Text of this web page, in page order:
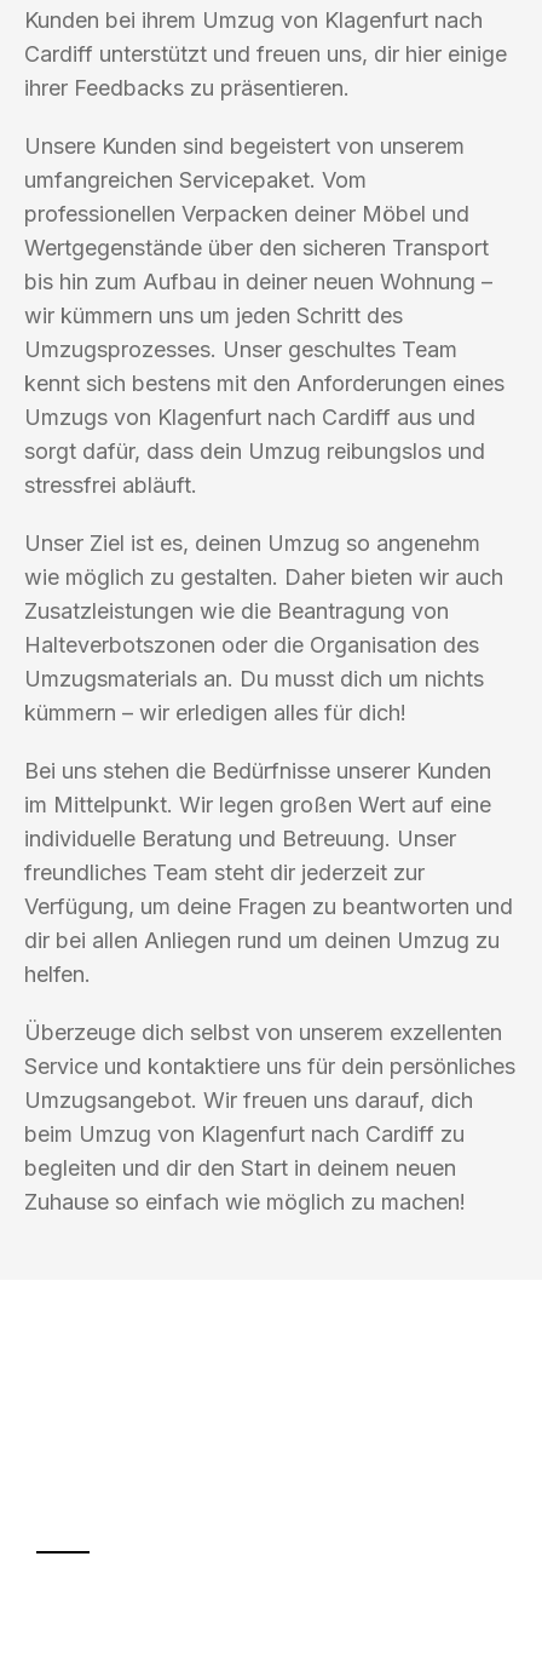
Kunden bei ihrem Umzug von Klagenfurt nach
Cardiff unterstützt und freuen uns, dir hier einige
ihrer Feedbacks zu präsentieren.
Unsere Kunden sind begeistert von unserem
umfangreichen Servicepaket. Vom
professionellen Verpacken deiner Möbel und
Wertgegenstände über den sicheren Transport
bis hin zum Aufbau in deiner neuen Wohnung –
wir kümmern uns um jeden Schritt des
Umzugsprozesses. Unser geschultes Team
kennt sich bestens mit den Anforderungen eines
Umzugs von Klagenfurt nach Cardiff aus und
sorgt dafür, dass dein Umzug reibungslos und
stressfrei abläuft.
Unser Ziel ist es, deinen Umzug so angenehm
wie möglich zu gestalten. Daher bieten wir auch
Zusatzleistungen wie die Beantragung von
Halteverbotszonen oder die Organisation des
Umzugsmaterials an. Du musst dich um nichts
kümmern – wir erledigen alles für dich!
Bei uns stehen die Bedürfnisse unserer Kunden
im Mittelpunkt. Wir legen großen Wert auf eine
individuelle Beratung und Betreuung. Unser
freundliches Team steht dir jederzeit zur
Verfügung, um deine Fragen zu beantworten und
dir bei allen Anliegen rund um deinen Umzug zu
helfen.
Überzeuge dich selbst von unserem exzellenten
Service und kontaktiere uns für dein persönliches
Umzugsangebot. Wir freuen uns darauf, dich
beim Umzug von Klagenfurt nach Cardiff zu
begleiten und dir den Start in deinem neuen
Zuhause so einfach wie möglich zu machen!